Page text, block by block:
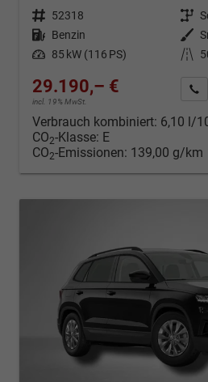
Fahrzeugnr. 52318 Getriebe
Kraftstoff Benzin Außenfarbe
Leistung 85 kW (116 PS) Kilometerstand
29.190,– €
incl. 19% MwSt.
Verbrauch kombiniert: 6,10 l/
CO2-Klasse: E
CO2-Emissionen: 139,00 g/km